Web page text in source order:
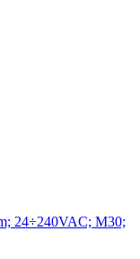
24÷240VAC; M30;